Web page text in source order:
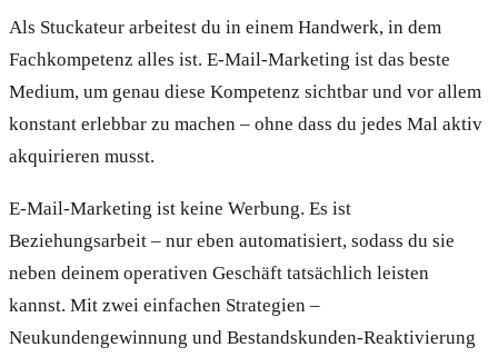
Als Stuckateur arbeitest du in einem Handwerk, in dem
Fachkompetenz alles ist. E-Mail-Marketing ist das beste
Medium, um genau diese Kompetenz sichtbar und vor allem
konstant erlebbar zu machen – ohne dass du jedes Mal aktiv
akquirieren musst.
E-Mail-Marketing ist keine Werbung. Es ist
Beziehungsarbeit – nur eben automatisiert, sodass du sie
neben deinem operativen Geschäft tatsächlich leisten
kannst. Mit zwei einfachen Strategien –
Neukundengewinnung und Bestandskunden-Reaktivierung